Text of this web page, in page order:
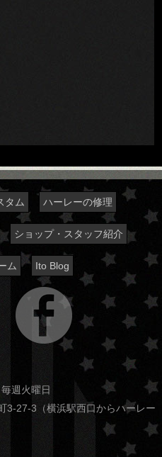
タム ハーレーの修理
ショップ・スタッフ紹介
ム Ito Blog
週火曜日
27-3（横浜駅西口からハーレー